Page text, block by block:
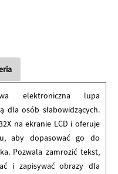
elektroniczna lupa
dla osób słabowidzących.
na ekranie LCD i oferuje
aby dopasować go do
Pozwala zamrozić tekst,
i zapisywać obrazy dla